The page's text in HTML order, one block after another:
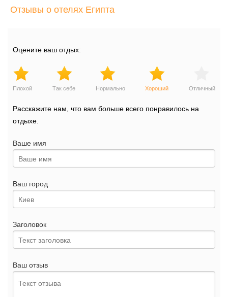
минут
Отзывы о отелях Египта
Оцените ваш отдых:
Плохой Так себе Нормально Хороший Отличный
Расскажите нам, что вам больше всего понравилось на
отдыхе.
Ваше имя
Ваш город
Заголовок
Ваш отзыв